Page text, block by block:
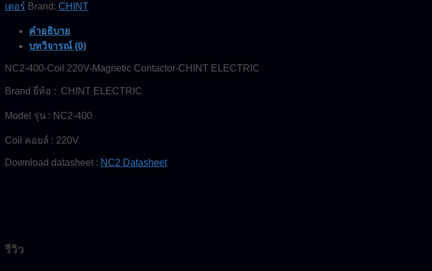
เตอร์ Brand: CHINT
คำอธิบาย
บทวิจารณ์ (0)
NC2-400-Coil 220V-Magnetic Contactor-CHINT ELECTRIC
Brand ยี่ห้อ : CHINT ELECTRIC
Model รุ่น : NC2-400
Coil คอยล์ : 220V
Download datasheet : NC2 Datasheet
รีวิว